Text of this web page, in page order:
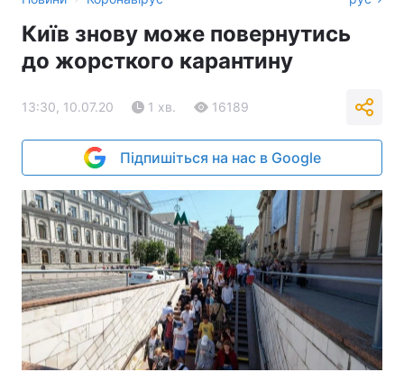
Київ знову може повернутись
до жорсткого карантину
13:30, 10.07.20 1 хв. 16189
Підпишіться на нас в Google